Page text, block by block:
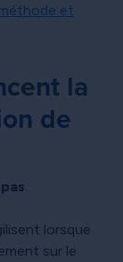
et
la
de
lorsque
sur le